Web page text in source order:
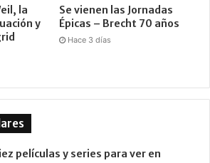
la
y
Se vienen las Jornadas
Épicas – Brecht 70 años
Hace 3 días
películas y series para ver en